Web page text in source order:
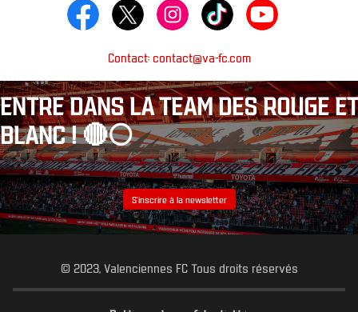
Contact: contact@va-fc.com
ENTRE DANS LA TEAM DES ROUGE ET
BLANC ! 🔴⚪️
S’inscrire à la newsletter
© 2023, Valenciennes FC Tous droits réservés